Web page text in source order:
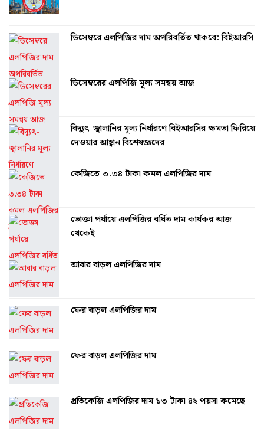
ডিসেম্বরে এলপিজির দাম অপরিবর্তিত থাকবে: বিইআরসি
ডিসেম্বরের এলপিজি মূল্য সমন্বয় আজ
বিদ্যুৎ-জ্বালানির মূল্য নির্ধারণে বিইআরসির ক্ষমতা ফিরিয়ে
দেওয়ার আহ্বান বিশেষজ্ঞদের
কেজিতে ৩.৩৪ টাকা কমল এলপিজির দাম
ভোক্তা পর্যায়ে এলপিজির বর্ধিত দাম কার্যকর আজ
থেকেই
আবার বাড়ল এলপিজির দাম
ফের বাড়ল এলপিজির দাম
ফের বাড়ল এলপিজির দাম
প্রতিকেজি এলপিজির দাম ১৩ টাকা ৪২ পয়সা কমেছে